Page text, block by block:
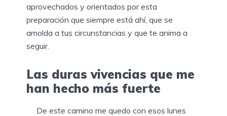
aprovechados y orientados por esta
preparación que siempre está ahí, que se
amolda a tus circunstancias y que te anima a
seguir.
Las duras vivencias que me
han hecho más fuerte
De este camino me quedo con esos lunes